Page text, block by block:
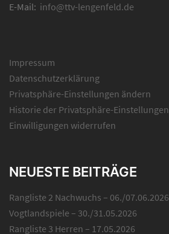
E-Mail: info@ttv-lengenfeld.de
Impressum
Datenschutzerklärung
Privatsphäre-Einstellungen ändern
Historie der Privatsphäre-Einstellungen
Einwilligungen widerrufen
NEUESTE BEITRÄGE
Rangliste 2 Nachwuchs – 06./07.06.2026
Vogtlandspiele – 30./31.05.2026
Rangliste 3 Herren – 17.05.2026